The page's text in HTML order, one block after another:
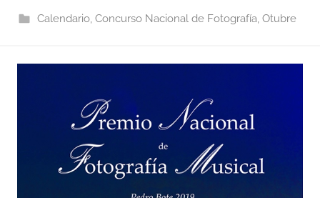
Calendario, Concurso Nacional de Fotografía, Otubre